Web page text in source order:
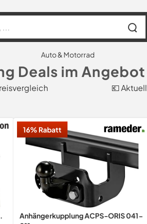
Auto & Motorrad
Deals im Angebot
💶
16% Rabatt
Anhängerkupplung ACPS-ORIS 041-